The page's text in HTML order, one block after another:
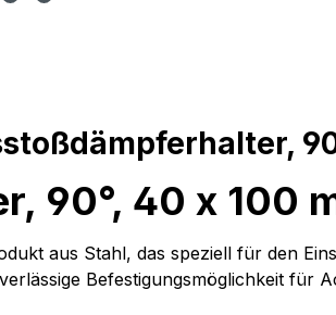
90°, 40 x 100
aus Stahl, das speziell für den
Befestigungsmöglichkeit für